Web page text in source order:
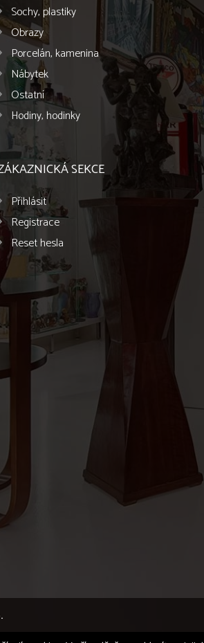
Sochy, plastiky
Obrazy
Porcelán, kamenina
Nábytek
Ostatní
Hodiny, hodinky
SEKCE
Přihlásit
Registrace
Reset hesla